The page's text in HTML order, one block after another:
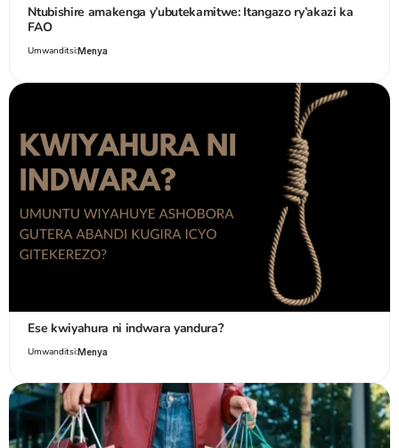
Ntubishire amakenga y’ubutekamitwe: Itangazo ry’akazi ka
FAO
Umwanditsi:Menya
Ese kwiyahura ni indwara yandura?
Umwanditsi:Menya